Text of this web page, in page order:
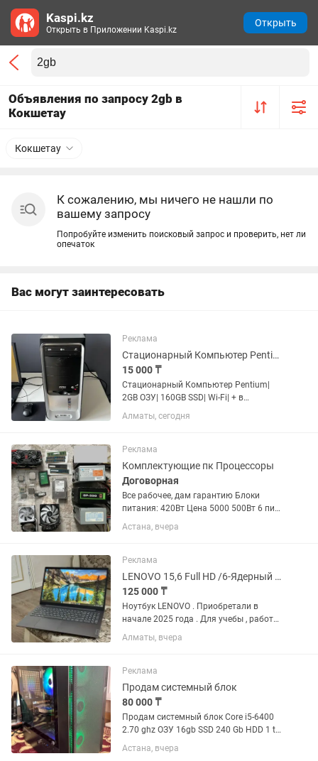
Объявления по запросу 2gb в
Кокшетау
Кокшетау
К сожалению, мы ничего не нашли по
вашему запросу
Попробуйте изменить поисковый запрос и проверить, нет ли
опечаток
Вас могут заинтересовать
Реклама
Стационарный Компьютер Pentium 2GB ОЗУ 160GB SSD Wi-Fi
15 000 ₸
Стационарный Компьютер Pentium|
2GB ОЗУ| 160GB SSD| Wi-Fi| + в
комплекте есть монитор •
Характеристики: | Модель процессора
памяти 2 ГБ | Объем...
Алматы, сегодня
Реклама
Комплектующие пк Процессоры
Договорная
Все рабочее, дам гарантию Блоки
питания: 420Вт Цена 5000 500Вт 6 пин.
Цена 7000 550Вт Gamemax GP-550 6+2
6+2 пин Цена 15000 Корпус
Накопители: mSATA SSD 32Gb...
Астана, вчера
Реклама
LENOVO 15,6 Full HD /6-Ядерный Ryzen 5/ Ноутбук
125 000 ₸
Ноутбук LENOVO . Приобретали в
начале 2025 года . Для учебы , работы ,
для дома . Подойдет под все задачи .
15,6 Дюймовый Full HD Экран 6-
Ryzen 5 5500U...
Алматы, вчера
Реклама
Продам системный блок
80 000 ₸
Продам системный блок Core i5-6400
2.70 ghz ОЗУ 16gb SSD 240 Gb HDD 1 tb
Блок питания 500w Видеокарта
GeForce GT 640, 2gb Windows 11 pro
Астана, вчера
Kaspi.kz
Открыть в Приложении Kaspi.kz
Открыть